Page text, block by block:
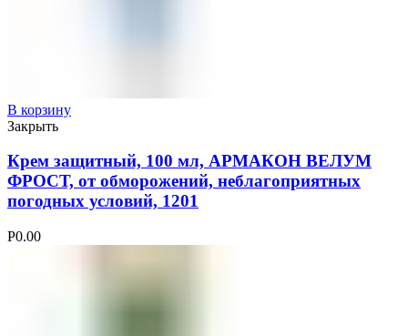
В корзину
Закрыть
Крем защитный, 100 мл, АРМАКОН ВЕЛУМ
ФРОСТ, от обморожений, неблагоприятных
погодных условий, 1201
Р0.00